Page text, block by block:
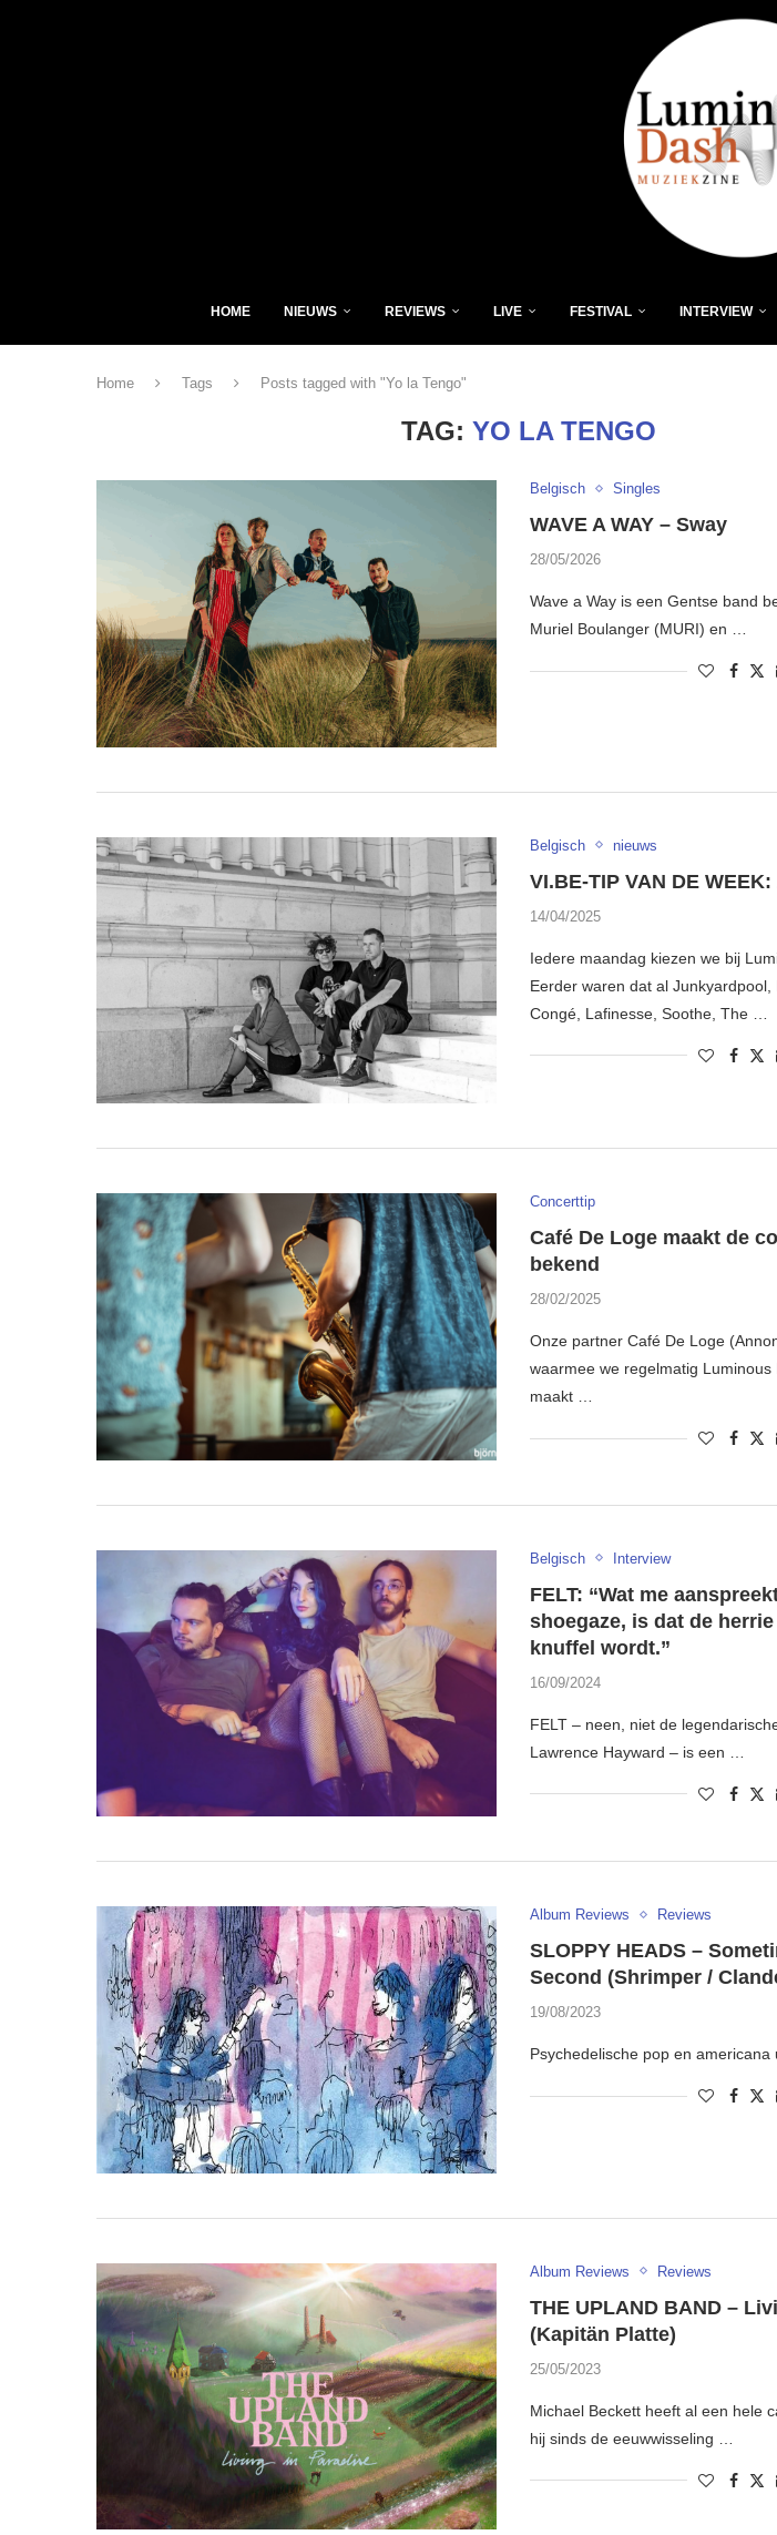
HOME NIEUWS REVIEWS LIVE FESTIVAL INTERVIEW
Home Tags Posts tagged with "Yo la Tengo"
TAG: YO LA TENGO
Belgisch Singles
WAVE A WAY – Sway
28/05/2026
Wave a Way is een Gentse band
Muriel Boulanger (MURI) en …
Belgisch nieuws
VI.BE-TIP VAN DE
14/04/2025
Iedere maandag kiezen we bij
Eerder waren dat al Junkyardpool,
Congé, Lafinesse, Soothe, The …
Concerttip
Café De Loge maakt de
bekend
28/02/2025
Onze partner Café De Loge
waarmee we regelmatig
maakt …
Belgisch Interview
FELT: “Wat me
shoegaze, is dat de
knuffel wordt.”
16/09/2024
FELT – neen, niet de
Lawrence Hayward – is een …
Album Reviews Reviews
SLOPPY HEADS –
Second (Shrimper /
19/08/2023
Psychedelische pop en americana
Album Reviews Reviews
THE UPLAND BAND –
(Kapitän Platte)
25/05/2023
Michael Beckett heeft al een hele
hij sinds de eeuwwisseling …